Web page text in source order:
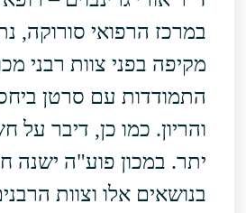
במרכז הרפואי סורוקה,
מקיפה בפני צוות רבני
התמודדות עם סרטן
והריון. כמו כן, דיבר על
יתר. במכון פוע"ה ישנה
בנושאים אלו וצוות